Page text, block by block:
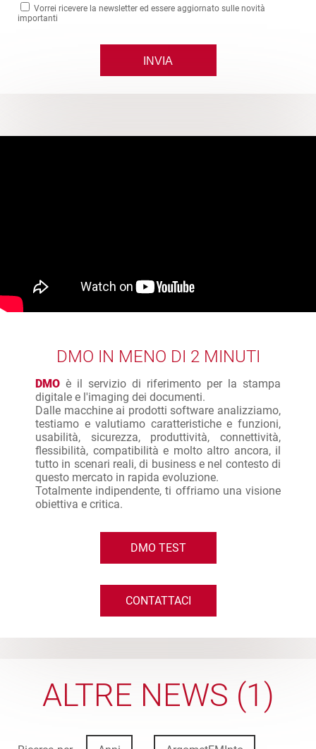
Vorrei ricevere la newsletter ed essere aggiornato sulle novità
importanti
DMO IN MENO DI 2 MINUTI
DMO è il servizio di riferimento per la stampa
digitale e l'imaging dei documenti.
Dalle macchine ai prodotti software analizziamo,
testiamo e valutiamo caratteristiche e funzioni,
usabilità, sicurezza, produttività, connettività,
flessibilità, compatibilità e molto altro ancora, il
tutto in scenari reali, di business e nel contesto di
questo mercato in rapida evoluzione.
Totalmente indipendente, ti offriamo una visione
obiettiva e critica.
DMO TEST
CONTATTACI
ALTRE NEWS (1)